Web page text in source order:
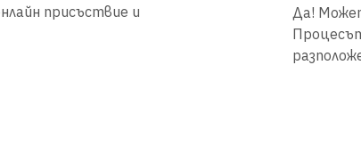
присъствие и
Да!